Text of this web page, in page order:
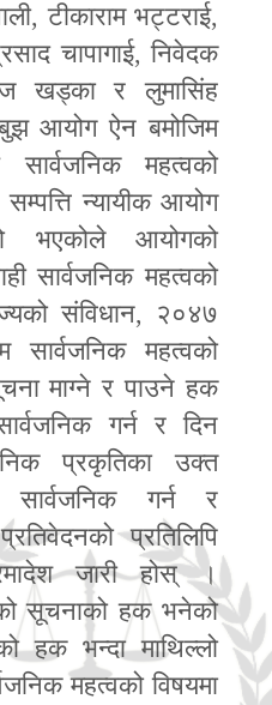
,टीकाराम भट्टराई,
चापागाई,निवेदक
खड्का र लुमासिंह
आयोग ऐन बमोजिम
महत्वको
न्यायीक आयोग
भएकोले आयोगको
सार्वजनिक महत्वको
संविधान, २०४७
सार्वजनिक महत्वको
माग्ने र पाउने हक
गर्न र दिन
प्रकृतिका उक्त
सार्वजनिक गर्न र
प्रतिलिपि
जारी होस् ।
सूचनाको हक भनेको
हक भन्दा माथिल्लो
महत्वको विषयमा